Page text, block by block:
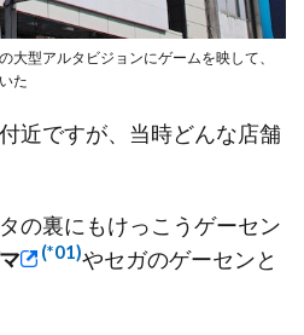
型アルタビジョンにゲームを映して、
た
ですが、当時どんな店舗
の裏にもけっこうゲーセン
(*01)やセガのゲーセンと